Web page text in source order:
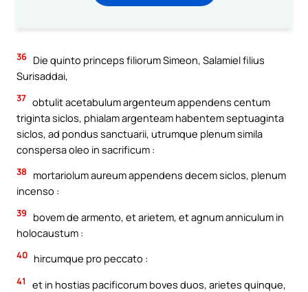
36 Die quinto princeps filiorum Simeon, Salamiel filius
Surisaddai,
37 obtulit acetabulum argenteum appendens centum
triginta siclos, phialam argenteam habentem septuaginta
siclos, ad pondus sanctuarii, utrumque plenum simila
conspersa oleo in sacrificum :
38
mortariolum aureum appendens decem siclos, plenum
incenso :
39
bovem de armento, et arietem, et agnum anniculum in
holocaustum :
40 hircumque pro peccato :
41
et in hostias pacificorum boves duos, arietes quinque,